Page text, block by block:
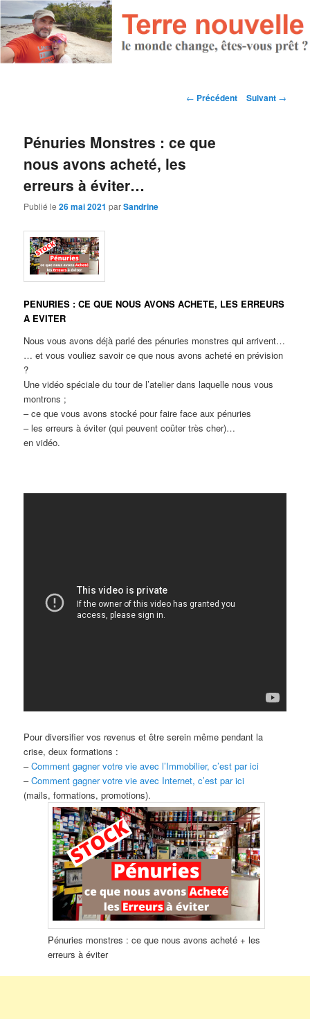
Navigation des articles
← Précédent Suivant →
Pénuries Monstres : ce que
nous avons acheté, les
erreurs à éviter…
Publié le26 mai 2021 parSandrine
PENURIES : CE QUE NOUS AVONS ACHETE, LES ERREURS
A EVITER
Nous vous avons déjà parlé des pénuries monstres qui arrivent…
… et vous vouliez savoir ce que nous avons acheté en prévision
?
Une vidéo spéciale du tour de l’atelier dans laquelle nous vous
montrons ;
– ce que vous avons stocké pour faire face aux pénuries
– les erreurs à éviter (qui peuvent coûter très cher)…
en vidéo.
Pour diversifier vos revenus et être serein même pendant la
crise, deux formations :
–Comment gagner votre vie avec l’Immobilier, c’est par ici
–Comment gagner votre vie avec Internet, c’est par ici
(mails, formations, promotions).
Pénuries monstres : ce que nous avons acheté + les
erreurs à éviter